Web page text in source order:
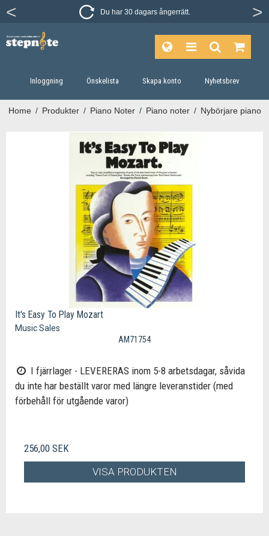
Du har 30 dagars ångerrätt.
Inloggning Önskelista Skapa konto Nyhetsbrev
Home / Produkter / Piano Noter / Piano noter / Nybörjare piano
It's Easy To Play Mozart
Music Sales
AM71754
I fjärrlager - LEVERERAS inom 5-8 arbetsdagar, såvida
du inte har beställt varor med längre leveranstider (med
förbehåll för utgående varor)
256,00 SEK
VISA PRODUKTEN